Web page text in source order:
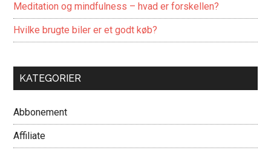
Meditation og mindfulness – hvad er forskellen?
Hvilke brugte biler er et godt køb?
KATEGORIER
Abbonement
Affiliate